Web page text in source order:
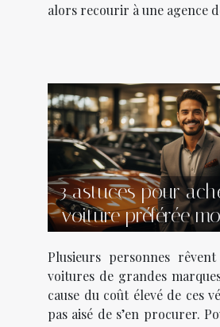
alors recourir à une agence
3 astuces pour
voiture préférée
Plusieurs personnes
voitures de grandes
cause du coût élevé de ces
pas aisé de s’en procurer.